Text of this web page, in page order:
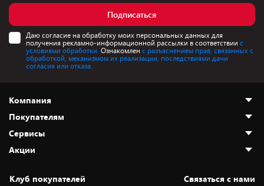
Подписаться
Даю согласие на обработку моих персональных данных для
получения рекламно-информационной рассылки в соответствии с
условиями обработки. Ознакомлен с разъяснением прав, связанных с
обработкой, механизмом их реализации, последствиями дачи
согласия или отказа.
Компания
О нас
Адреса магазинов
Новости
Статьи и обзоры
Покупателям
Как сделать заказ
Оплата и доставка
Безналичный расчёт
Сервисы
Установка техники
Акции
Скидки и промокоды
Клуб покупателей
Cвязаться с нами